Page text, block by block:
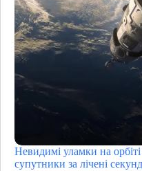
Невидимі уламки на
супутники за лічені